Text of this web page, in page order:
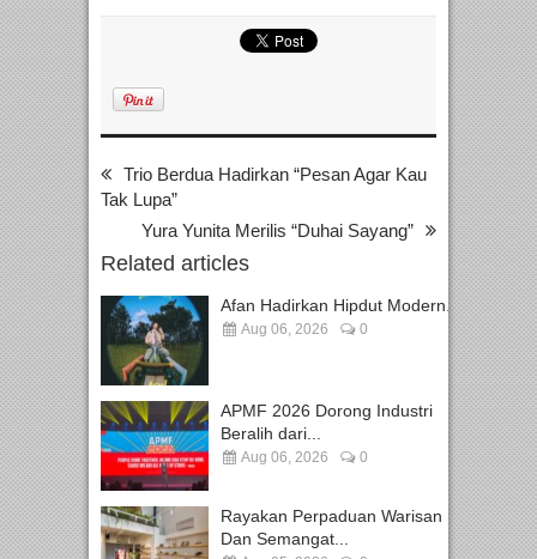
Trio Berdua Hadirkan “Pesan Agar Kau
Tak Lupa”
Yura Yunita Merilis “Duhai Sayang”
Related articles
Afan Hadirkan Hipdut Modern...
Aug 06, 2026 0
APMF 2026 Dorong Industri
Beralih dari...
Aug 06, 2026 0
Rayakan Perpaduan Warisan
Dan Semangat...